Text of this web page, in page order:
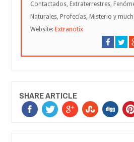
Contactados, Extraterrestres,
Naturales, Profecías, Misterio y
Website: Extranotix
SHARE ARTICLE